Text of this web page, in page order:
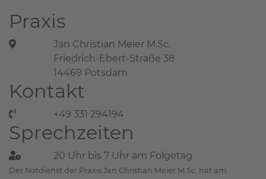
Praxis
Jan Christian Meier M.Sc.
Friedrich-Ebert-Straße 38
14469 Potsdam
Kontakt
+49 331 294194
Sprechzeiten
20 Uhr bis 7 Uhr am Folgetag
Der Notdienst der Praxis Jan Christian Meier M.Sc. hat am